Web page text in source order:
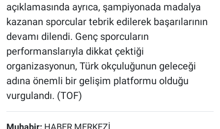
açıklamasında ayrıca, şampiyonada madalya
kazanan sporcular tebrik edilerek başarılarının
devamı dilendi. Genç sporcuların
performanslarıyla dikkat çektiği
organizasyonun, Türk okçuluğunun geleceği
adına önemli bir gelişim platformu olduğu
vurgulandı. (TOF)